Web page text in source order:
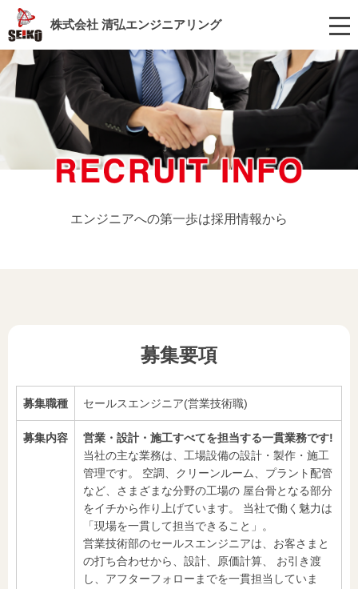
株式会社 清弘エンジニアリング
エンジニアへの第一歩は採用情報から
募集要項
募集職種 セールスエンジニア(営業技術職)
募集内容
営業・設計・施工すべてを担当する一貫業務です!
当社の主な業務は、工場設備の設計・製作・施工
管理です。 空調、クリーンルーム、プラント配管
など、さまざまな分野の工場の 屋台骨となる部分
をイチから作り上げています。 当社で働く魅力は
「現場を一貫して担当できること」。
営業技術部のセールスエンジニアは、お客さまと
の打ち合わせから、設計、原価計算、 お引き渡
し、アフターフォローまでを一貫担当していま